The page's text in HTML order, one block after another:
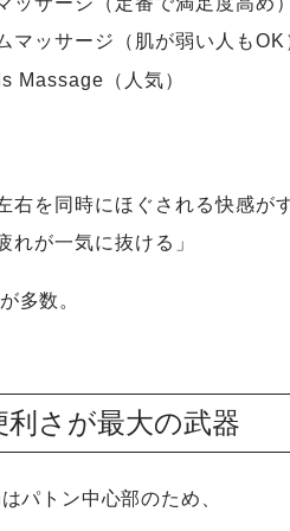
マッサージ（肌が弱い人もOK
Massage（人気）
右を同時にほぐされる快感が
れが一気に抜ける」
多数。
利さが最大の武器
パトン中心部のため、